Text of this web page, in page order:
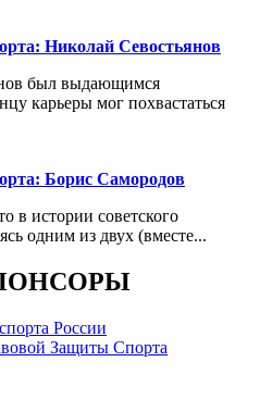
Николай Севостьянов
был выдающимся
карьеры мог похвастаться
Борис Самородов
в истории советского
одним из двух (вместе...